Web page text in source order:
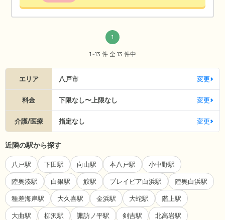
1
1~13 件 全 13 件中
エリア 八戸市 変更
料金 下限なし〜上限なし 変更
介護/医療 指定なし 変更
近隣の駅から探す
八戸駅 下田駅 向山駅 本八戸駅 小中野駅
陸奥湊駅 白銀駅 鮫駅 プレイピア白浜駅 陸奥白浜駅
種差海岸駅 大久喜駅 金浜駅 大蛇駅 階上駅
大曲駅 柳沢駅 諏訪ノ平駅 剣吉駅 北高岩駅